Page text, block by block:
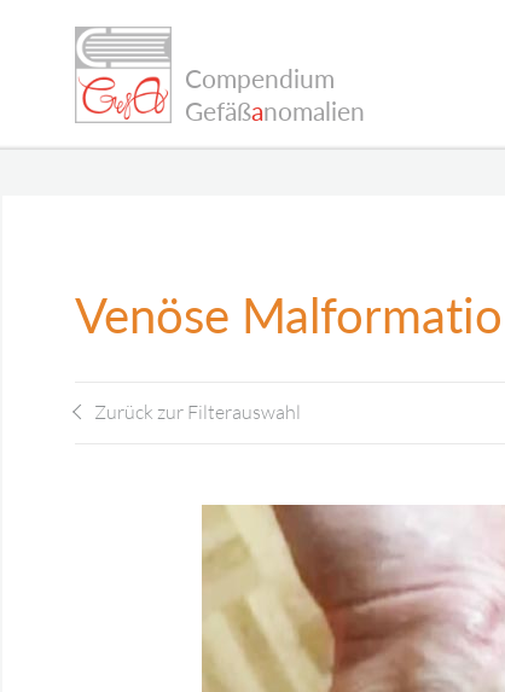
Compendium
Gefäßanomalien
Venöse
Zurück zur Filterauswahl